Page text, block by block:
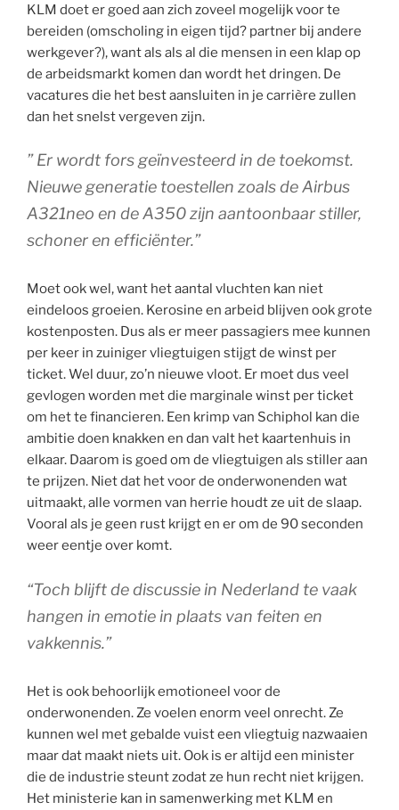
KLM doet er goed aan zich zoveel mogelijk voor te
bereiden (omscholing in eigen tijd? partner bij andere
werkgever?), want als als al die mensen in een klap op
de arbeidsmarkt komen dan wordt het dringen. De
vacatures die het best aansluiten in je carrière zullen
dan het snelst vergeven zijn.
” Er wordt fors geïnvesteerd in de toekomst.
Nieuwe generatie toestellen zoals de Airbus
A321neo en de A350 zijn aantoonbaar stiller,
schoner en efficiënter.”
Moet ook wel, want het aantal vluchten kan niet
eindeloos groeien. Kerosine en arbeid blijven ook grote
kostenposten. Dus als er meer passagiers mee kunnen
per keer in zuiniger vliegtuigen stijgt de winst per
ticket. Wel duur, zo’n nieuwe vloot. Er moet dus veel
gevlogen worden met die marginale winst per ticket
om het te financieren. Een krimp van Schiphol kan die
ambitie doen knakken en dan valt het kaartenhuis in
elkaar. Daarom is goed om de vliegtuigen als stiller aan
te prijzen. Niet dat het voor de onderwonenden wat
uitmaakt, alle vormen van herrie houdt ze uit de slaap.
Vooral als je geen rust krijgt en er om de 90 seconden
weer eentje over komt.
“Toch blijft de discussie in Nederland te vaak
hangen in emotie in plaats van feiten en
vakkennis.”
Het is ook behoorlijk emotioneel voor de
onderwonenden. Ze voelen enorm veel onrecht. Ze
kunnen wel met gebalde vuist een vliegtuig nazwaaien
maar dat maakt niets uit. Ook is er altijd een minister
die de industrie steunt zodat ze hun recht niet krijgen.
Het ministerie kan in samenwerking met KLM en